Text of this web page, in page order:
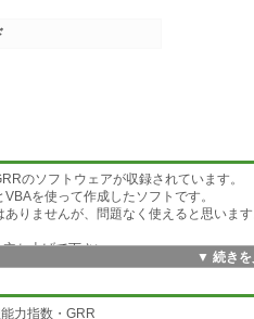
のソフトウェアが収録されています。
を使って作成したソフトです。
りませんが、問題なく使えると思います
ち上げて下さい。
使いたい手法を選択して下さい。
了したいときには、「メニューへ」ボタ
のプログラムを終了するときには、
▼ 続き
力指数・GRR